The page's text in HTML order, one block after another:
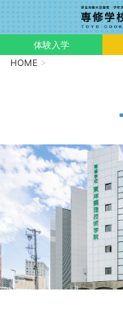
体験入学
HOME >